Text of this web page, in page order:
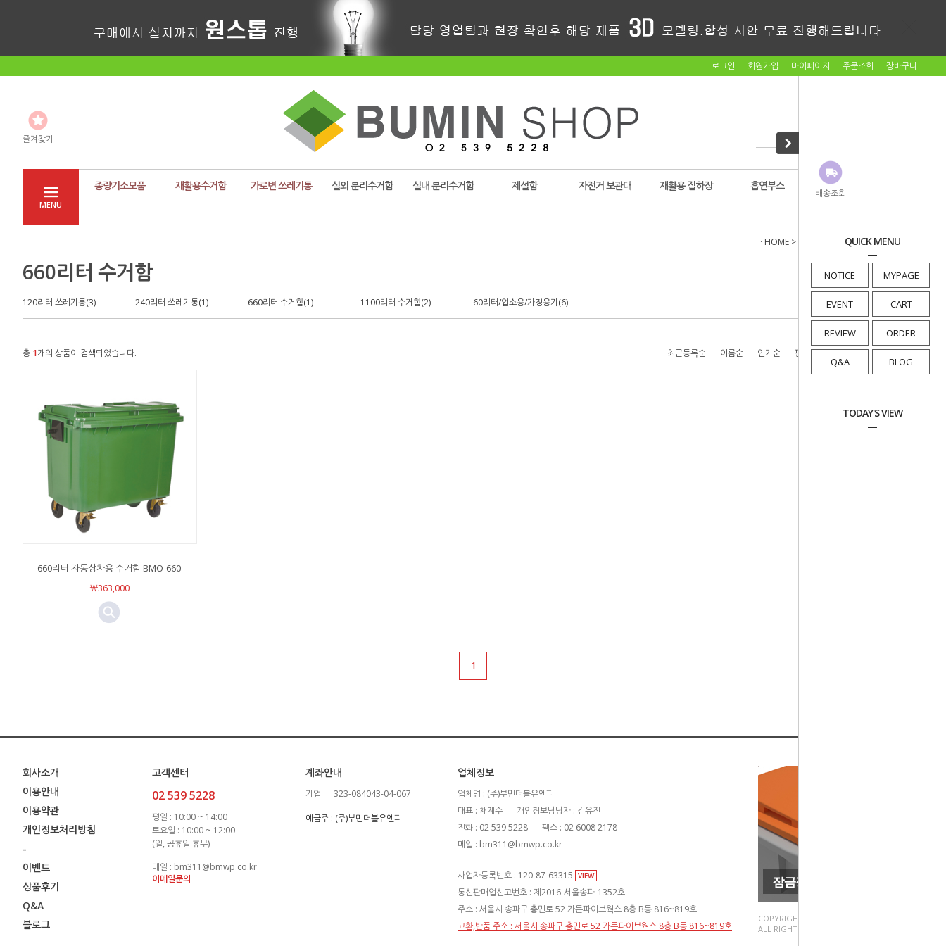
배송조회
QUICK MENU
NOTICE MYPAGE
EVENT CART
REVIEW ORDER
Q&A BLOG
TODAY'S VIEW
로그인 회원가입 마이페이지 주문조회 장바구니
즐겨찾기
MENU
종량기소모품 재활용수거함 가로변 쓰레기통 실외 분리수거함 실내 분리수거함 제설함 자전거 보관대 재활용 집하장 흡연부스 암롤박스
· HOME > >660리터 수거함
660리터 수거함
120리터 쓰레기통(3) 240리터 쓰레기통(1) 660리터 수거함(1) 1100리터 수거함(2) 60리터/업소용/가정용기(6)
총 1개의 상품이 검색되었습니다. 최근등록순 이름순 인기순 판매순 높은가격순 낮은가격순
660리터 자동상차용 수거함 BMO-660
￦363,000
1
회사소개
이용안내
이용약관
개인정보처리방침
-
이벤트
상품후기
Q&A
블로그
고객센터
02 539 5228
평일 : 10:00 ~ 14:00
토요일 : 10:00 ~ 12:00
(일, 공휴일 휴무)
메일 : bm311@bmwp.co.kr
이메일문의
계좌안내
기업 323-084043-04-067
예금주 : (주)부민더블유엔피
업체정보
업체명 : (주)부민더블유엔피
대표 : 채계수
개인정보담당자 : 김유진
전화 : 02 539 5228
팩스 : 02 6008 2178
메일 : bm311@bmwp.co.kr
사업자등록번호 : 120-87-63315 VIEW
통신판매업신고번호 : 제2016-서울송파-1352호
주소 : 서울시 송파구 충민로 52 가든파이브웍스 8층 B동 816~819호
교환,반품 주소 : 서울시 송파구 충민로 52 가든파이브웍스 8층 B동 816~819호
COPYRIGHT(C).
ALL RIGHT RESERVED.